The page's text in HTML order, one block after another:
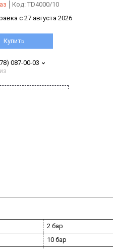
Код: TD4000/10
с 27 августа 2026
Купить
087-00-03
2 бар
10 бар